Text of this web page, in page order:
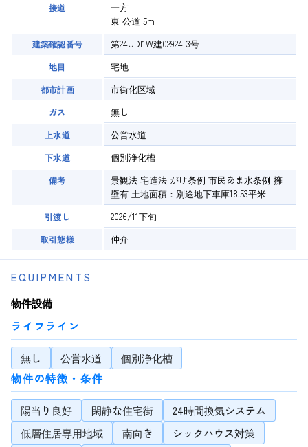
接道
一方
東 公道 5m
建築確認番号 第24UDI1W建02924-3号
地目 宅地
都市計画 市街化区域
ガス 無し
上水道 公営水道
下水道 個別浄化槽
備考
景観法 宅造法 がけ条例 市民あま水条例 擁
壁有 土地面積：別途地下車庫18.53平米
引渡し 2026/11下旬
取引態様 仲介
EQUIPMENTS
物件設備
ライフライン
無し 公営水道
個別浄化槽
物件の特徴・条件
陽当り良好 閑静な住宅街
24時間換気システム
低層住居専用地域
南向き
シックハウス対策